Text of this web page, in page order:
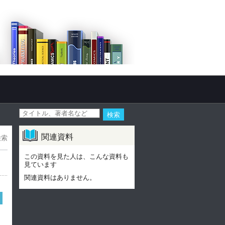
関連資料
この資料を見た人は、こんな資料も
見ています
関連資料はありません。